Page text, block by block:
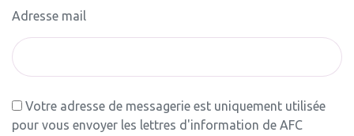
Adresse mail
Votre adresse de messagerie est uniquement utilisée
pour vous envoyer les lettres d'information de AFC